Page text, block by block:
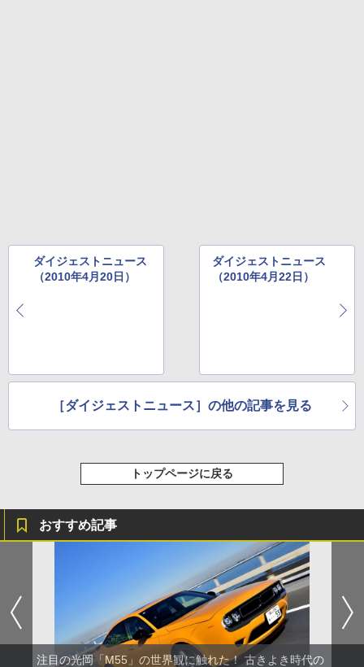
ダイジェストニュース
（2010年4月20日）
ダイジェストニュース
（2010年4月22日）
［ダイジェストニュース］の他の記事を見る
トップページに戻る
おすすめ記事
注目の光岡「M55」の世界観に触れた！ 古きよき時代の